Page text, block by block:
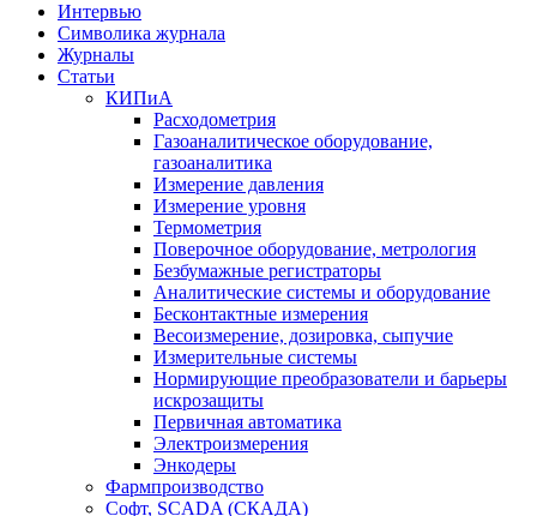
Интервью
Символика журнала
Журналы
Статьи
КИПиА
Расходометрия
Газоаналитическое оборудование,
газоаналитика
Измерение давления
Измерение уровня
Термометрия
Поверочное оборудование, метрология
Безбумажные регистраторы
Аналитические системы и оборудование
Бесконтактные измерения
Весоизмерение, дозировка, сыпучие
Измерительные системы
Нормирующие преобразователи и барьеры
искрозащиты
Первичная автоматика
Электроизмерения
Энкодеры
Фармпроизводство
Софт, SCADA (СКАДА)